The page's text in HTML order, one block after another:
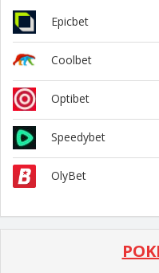
Epicbet
Coolbet
Optibet
Speedybet
OlyBet